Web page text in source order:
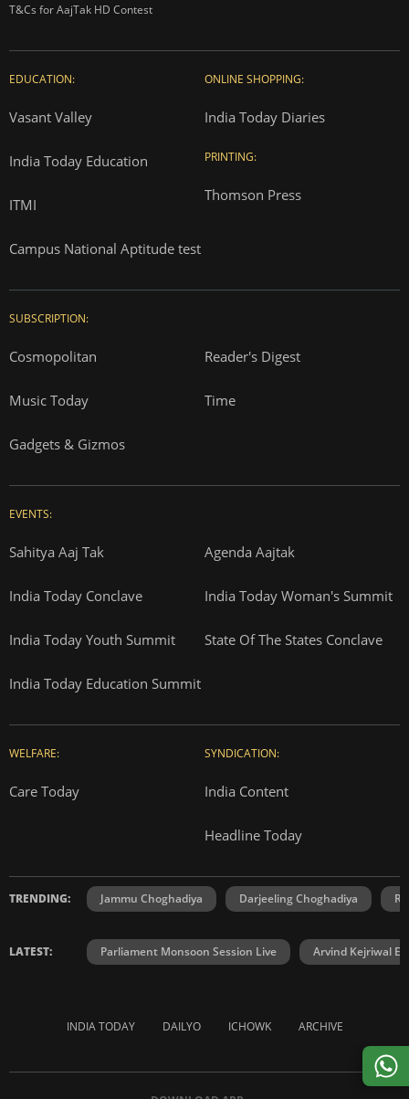
T&Cs for AajTak HD Contest
EDUCATION:
Vasant Valley
India Today Education
ITMI
Campus National Aptitude test
ONLINE SHOPPING:
India Today Diaries
PRINTING:
Thomson Press
SUBSCRIPTION:
Cosmopolitan Reader's Digest
Music Today Time
Gadgets & Gizmos
EVENTS:
Sahitya Aaj Tak Agenda Aajtak
India Today Conclave India Today Woman's Summit
India Today Youth Summit State Of The States Conclave
India Today Education Summit
WELFARE:
Care Today
SYNDICATION:
India Content
Headline Today
TRENDING: Jammu Choghadiya Darjeeling Choghadiya
LATEST: Parliament Monsoon Session Live Arvind Kejriwal
INDIA TODAY DAILYO ICHOWK ARCHIVE